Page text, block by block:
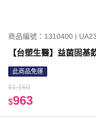
商品編號：1310400 |
【台塑生醫】益菌固基
此商品免運
$1,160
$963